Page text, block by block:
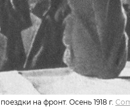
на фронт. Осень 1918 г.